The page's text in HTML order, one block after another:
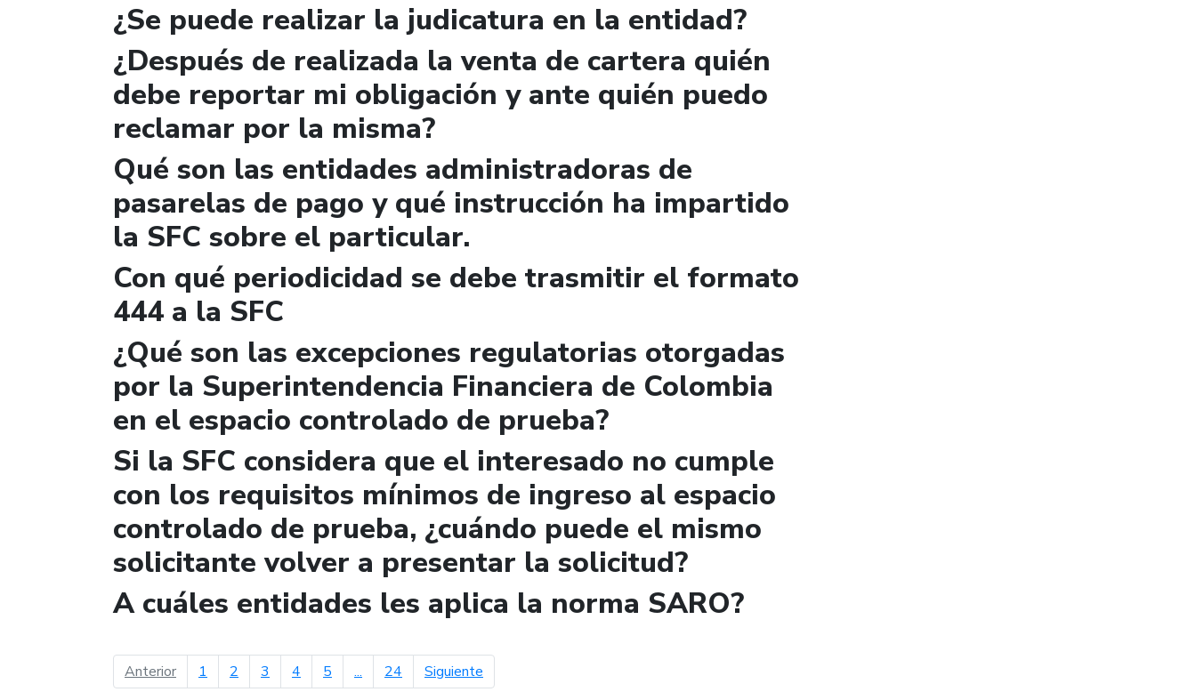
¿Se puede realizar la judicatura en la entidad?
¿Después de realizada la venta de cartera quién
debe reportar mi obligación y ante quién puedo
reclamar por la misma?
Qué son las entidades administradoras de
pasarelas de pago y qué instrucción ha impartido
la SFC sobre el particular.
Con qué periodicidad se debe trasmitir el formato
444 a la SFC
¿Qué son las excepciones regulatorias otorgadas
por la Superintendencia Financiera de Colombia
en el espacio controlado de prueba?
Si la SFC considera que el interesado no cumple
con los requisitos mínimos de ingreso al espacio
controlado de prueba, ¿cuándo puede el mismo
solicitante volver a presentar la solicitud?
A cuáles entidades les aplica la norma SARO?
Anteriorpágina anterior
1 2 3 4 5 ... 24 Siguiente